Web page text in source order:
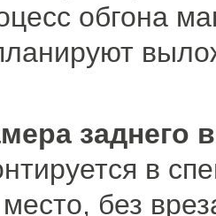
обгона
заднего
в
без